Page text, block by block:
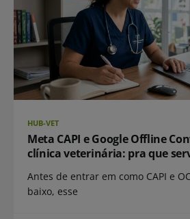
HUB-VET
Meta CAPI e Google Offline
clínica veterinária: pra que
Antes de entrar em como CAPI e
baixo, esse